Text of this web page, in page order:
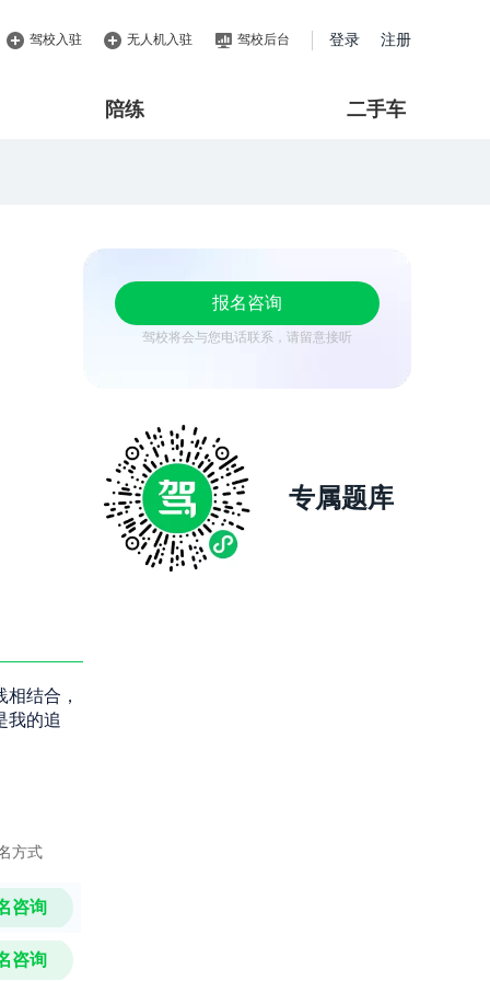
驾校入驻 无人机入驻 驾校后台 登录 注册
陪练 二手车
报名咨询
驾校将会与您电话联系，请留意接听
专属题库
结合，
我的追
方式
咨询
咨询